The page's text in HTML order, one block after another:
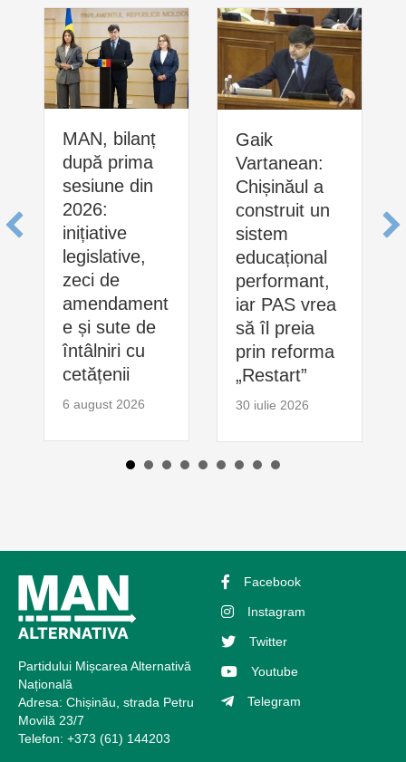
MAN, bilanț
după prima
sesiune din
2026:
inițiative
legislative,
zeci de
amendament
e și sute de
întâlniri cu
cetățenii
6 august 2026
Gaik
Vartanean:
Chișinăul a
construit un
sistem
educațional
performant,
iar PAS vrea
să îl preia
prin reforma
„Restart”
30 iulie 2026
Partidului Mișcarea Alternativă
Națională
Adresa: Chișinău, strada Petru
Movilă 23/7
Telefon: +373 (61) 144203
Facebook
Instagram
Twitter
Youtube
Telegram